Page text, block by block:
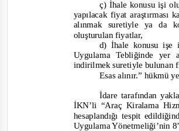
ç) İhale konusu işi
yapılacak fiyat
alınmak suretiyle ya da
oluşturulan fiyatlar,
d) İhale konusu işe
Uygulama Tebliğinde
indirilmek suretiyle bulunan
Esas alınır.” hükmü
İdare tarafından
İKN’li “Araç Kiralama
hesaplandığı tespit
Uygulama Yönetmeliği’nin